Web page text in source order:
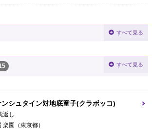
すべて見る
すべて見る
ンシュタイン対地底童子(クラボッコ)
返し
楽園 （東京都）